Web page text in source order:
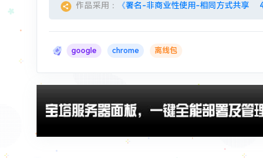
作品采用：
《署名-非商业性使用-相同方式
google chrome 离线包